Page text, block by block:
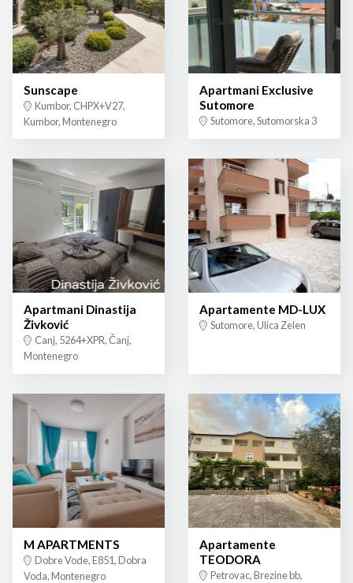
Sunscape
Kumbor, CHPX+V27,
Kumbor, Montenegro
Apartmani Exclusive
Sutomore
Sutomore, Sutomorska 3
Apartmani Dinastija
Živković
Canj, 5264+XPR, Čanj,
Montenegro
Apartamente MD-LUX
Sutomore, Ulica Zelen
M APARTMENTS
Dobre Vode, E851, Dobra
Voda, Montenegro
Apartamente
TEODORA
Petrovac, Brezine bb,